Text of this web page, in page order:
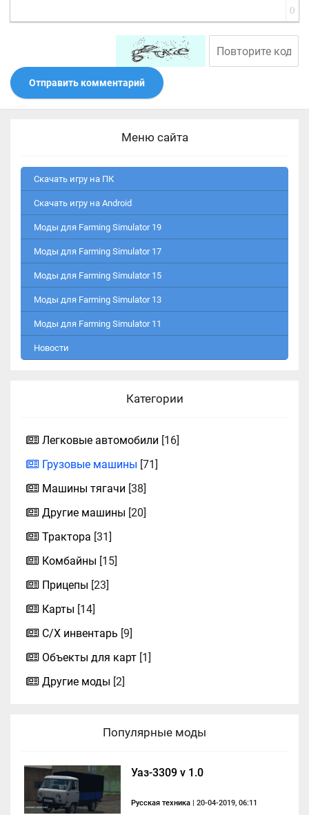
0
Отправить комментарий
Меню сайта
Скачать игру на ПК
Скачать игру на Android
Моды для Farming Simulator 19
Моды для Farming Simulator 17
Моды для Farming Simulator 15
Моды для Farming Simulator 13
Моды для Farming Simulator 11
Новости
Категории
Легковые автомобили [16]
Грузовые машины [71]
Машины тягачи [38]
Другие машины [20]
Трактора [31]
Комбайны [15]
Прицепы [23]
Карты [14]
С/Х инвентарь [9]
Объекты для карт [1]
Другие моды [2]
Популярные моды
Уаз-3309 v 1.0
Русская техника | 20-04-2019, 06:11